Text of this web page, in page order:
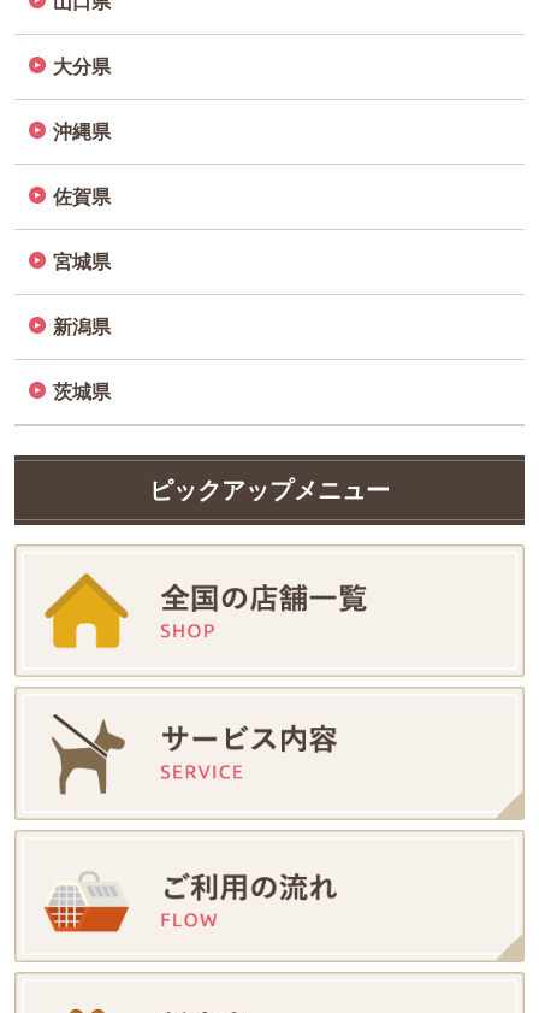
大分県
沖縄県
佐賀県
宮城県
新潟県
茨城県
ピックアップメニュー